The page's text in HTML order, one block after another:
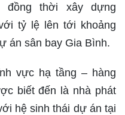
đồng thời xây dựng
tỷ lệ lên tới khoảng
án sân bay Gia Bình.
vực hạ tầng – hàng
biết đến là nhà phát
hệ sinh thái dự án tại